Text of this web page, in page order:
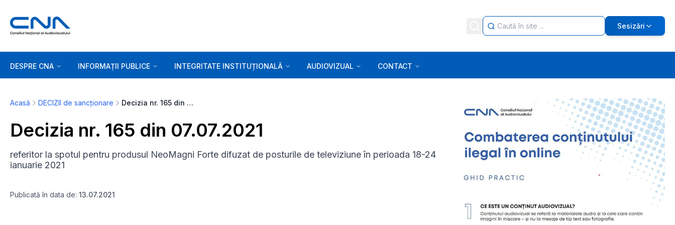
Sesizări
DESPRE CNA INFORMAȚII PUBLICE INTEGRITATE INSTITUȚIONALĂ AUDIOVIZUAL CONTACT
Acasă DECIZII de sancționare Decizia nr. 165 din 07.07.2021
Decizia nr. 165 din 07.07.2021
referitor la spotul pentru produsul NeoMagni Forte difuzat de posturile de televiziune în perioada 18-24
ianuarie 2021
Publicată în data de: 13.07.2021